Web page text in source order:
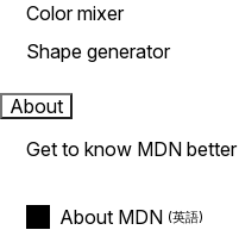
Color mixer
Shape generator
About
Get to know MDN better
About MDN